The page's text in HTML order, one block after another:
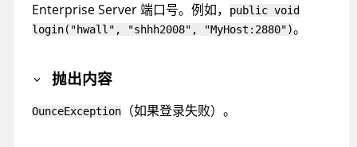
Enterprise Server端口号。例如，
public void
login("hwall", "shhh2008", "MyHost:2880")。
抛出内容
OunceException （如果登录失败）。